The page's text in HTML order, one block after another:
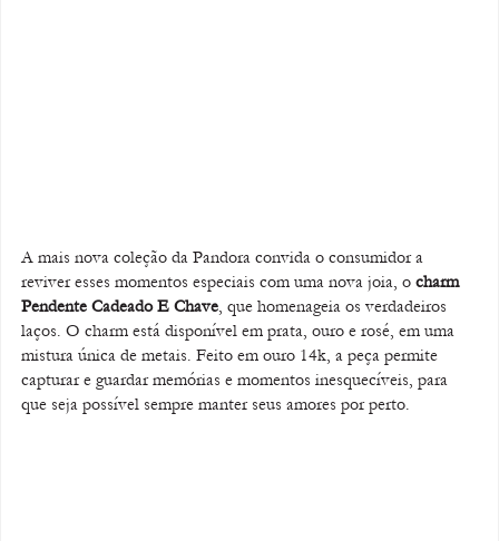
A mais nova coleção da Pandora convida o consumidor a
reviver esses momentos especiais com uma nova joia, o charm
Pendente Cadeado E Chave, que homenageia os verdadeiros
laços. O charm está disponível em prata, ouro e rosé, em uma
mistura única de metais. Feito em ouro 14k, a peça permite
capturar e guardar memórias e momentos inesquecíveis, para
que seja possível sempre manter seus amores por perto.